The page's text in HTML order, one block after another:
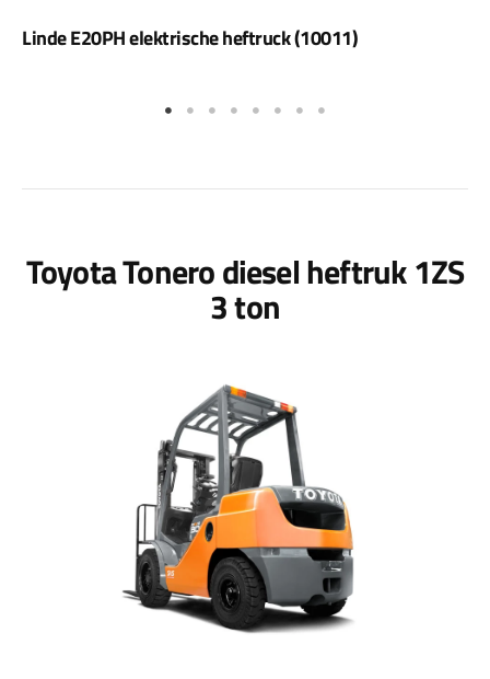
Linde E20PH elektrische heftruck (10011)
Toyota Tonero diesel heftruk 1ZS
3 ton